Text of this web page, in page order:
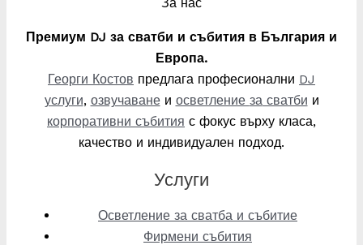
Премиум DJ за сватби и събития в България и
Европа.
Георги Костов предлага професионални DJ
услуги, озвучаванеи осветление за сватби и
корпоративни събития с фокус върху класа,
качество и индивидуален подход.
Услуги
Осветление за сватба и събитие
Фирмени събития